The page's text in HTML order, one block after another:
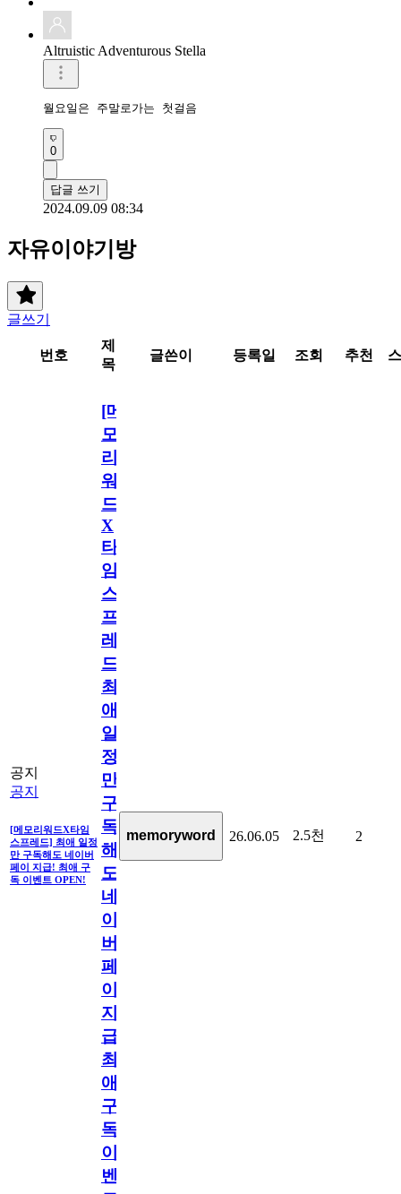
Altruistic Adventurous Stella
월요일은 주말로가는 첫걸음
0
답글 쓰기
2024.09.09 08:34
자유이야기방
글쓰기
번호
제
목
글쓴이 등록일 조회 추천
공지
공지
[메모리워드X타임
스프레드] 최애 일정
만 구독해도 네이버
페이 지급! 최애 구
독 이벤트 OPEN!
[메
모
리
워
드
X
타
임
스
프
레
드]
최
애
일
정
만
구
독
해
도
네
이
버
페
이
지
급!
최
애
구
독
이
벤
memoryword 26.06.05 2.5천 2